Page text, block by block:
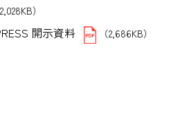
2,028KB）
開示資料 （2,686KB）